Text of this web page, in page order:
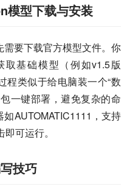
型下载与安装
要下载官方模型文件。你
基础模型（例如v1.5版
程类似于给电脑装一个“数
一键部署，避免复杂的命
AUTOMATIC1111，支持
可运行。
技巧